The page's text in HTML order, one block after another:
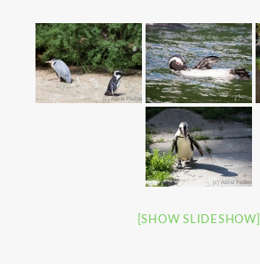
[SHOW SLIDESHOW]